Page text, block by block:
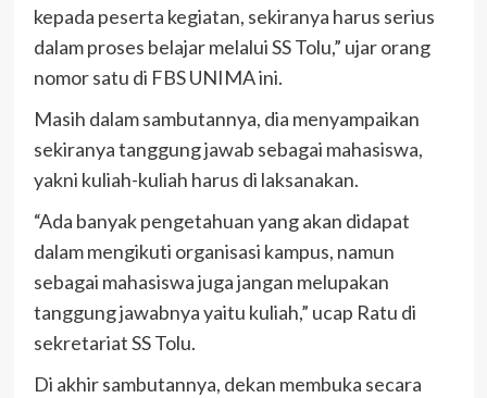
kepada peserta kegiatan, sekiranya harus serius
dalam proses belajar melalui SS Tolu,” ujar orang
nomor satu di FBS UNIMA ini.
Masih dalam sambutannya, dia menyampaikan
sekiranya tanggung jawab sebagai mahasiswa,
yakni kuliah-kuliah harus di laksanakan.
“Ada banyak pengetahuan yang akan didapat
dalam mengikuti organisasi kampus, namun
sebagai mahasiswa juga jangan melupakan
tanggung jawabnya yaitu kuliah,” ucap Ratu di
sekretariat SS Tolu.
Di akhir sambutannya, dekan membuka secara